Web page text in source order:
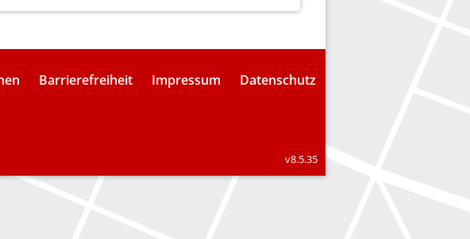
Barrierefreiheit Impressum Datenschutz
v8.5.35